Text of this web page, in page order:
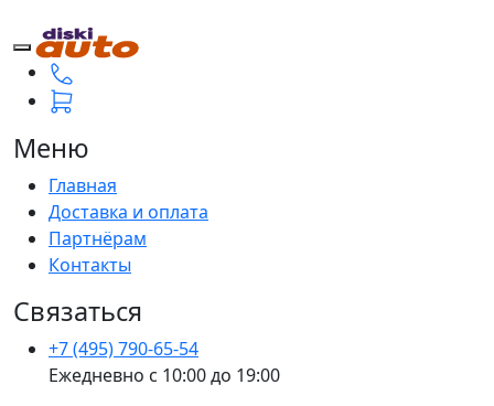
Меню
Главная
Доставка и оплата
Партнёрам
Контакты
Связаться
+7 (495) 790-65-54
Ежедневно с 10:00 до 19:00